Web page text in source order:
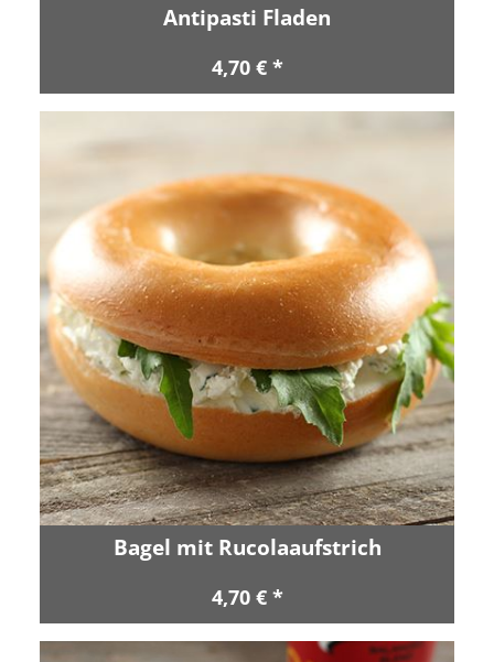
Antipasti Fladen
4,70 € *
Bagel mit Rucolaaufstrich
4,70 € *